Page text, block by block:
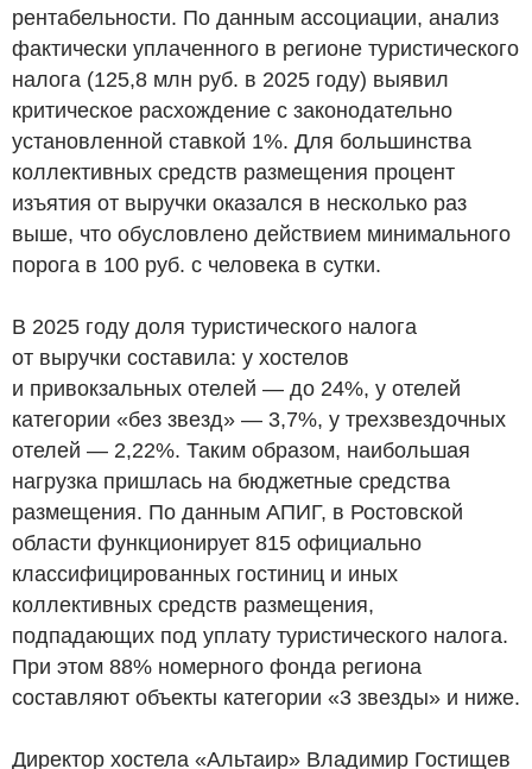
рентабельности. По данным ассоциации, анализ
фактически уплаченного в регионе туристического
налога (125,8 млн руб. в 2025 году) выявил
критическое расхождение с законодательно
установленной ставкой 1%. Для большинства
коллективных средств размещения процент
изъятия от выручки оказался в несколько раз
выше, что обусловлено действием минимального
порога в 100 руб. с человека в сутки.
В 2025 году доля туристического налога
от выручки составила: у хостелов
и привокзальных отелей — до 24%, у отелей
категории «без звезд» — 3,7%, у трехзвездочных
отелей — 2,22%. Таким образом, наибольшая
нагрузка пришлась на бюджетные средства
размещения. По данным АПИГ, в Ростовской
области функционирует 815 официально
классифицированных гостиниц и иных
коллективных средств размещения,
подпадающих под уплату туристического налога.
При этом 88% номерного фонда региона
составляют объекты категории «3 звезды» и ниже.
Директор хостела «Альтаир» Владимир Гостищев